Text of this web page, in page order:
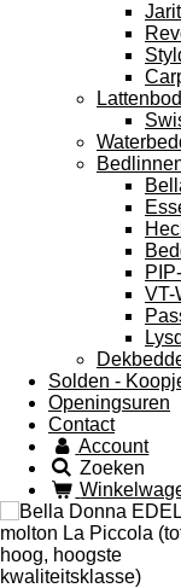
VT-
Solden -
Openingsuren
Contact
Account
Zoeken